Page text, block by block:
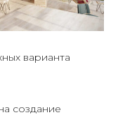
варианта
создание